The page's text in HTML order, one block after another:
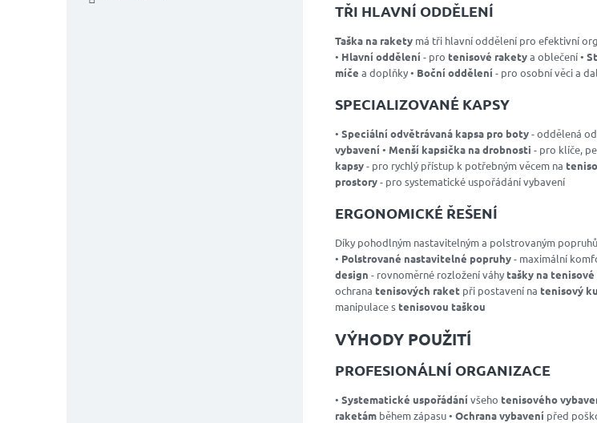
TŘI HLAVNÍ ODDĚLENÍ
Taška na rakety má tři hlavní oddělení pro efektivní
• Hlavní oddělení - pro tenisové raketya oblečení •
míče a doplňky • Boční oddělení - pro osobní věci a
SPECIALIZOVANÉ KAPSY
• Speciální odvětrávaná kapsa pro boty- oddělená
vybavení • Menší kapsička na drobnosti - pro klíče,
kapsy- pro rychlý přístup k potřebným věcem na
prostory- pro systematické uspořádání vybavení
ERGONOMICKÉ ŘEŠENÍ
Díky pohodlným nastavitelným a polstrovaným
• Polstrované nastavitelné popruhy- maximální
design - rovnoměrné rozložení váhytašky na
ochrana tenisových raket při postavení na tenisový
manipulace stenisovou taškou
VÝHODY POUŽITÍ
PROFESIONÁLNÍ ORGANIZACE
• Systematické uspořádání všeho tenisového
raketám během zápasu • Ochrana vybavení před